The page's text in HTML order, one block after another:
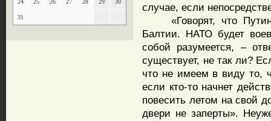
24 25 26 27 28 29 30
31
случае, если
«Говорят, что Путин
Балтии. НАТО будет
собой разумеется, –
существует, не так ли?
что не имеем в виду то,
если кто-то начнет
повесить летом на свой
двери не заперты».